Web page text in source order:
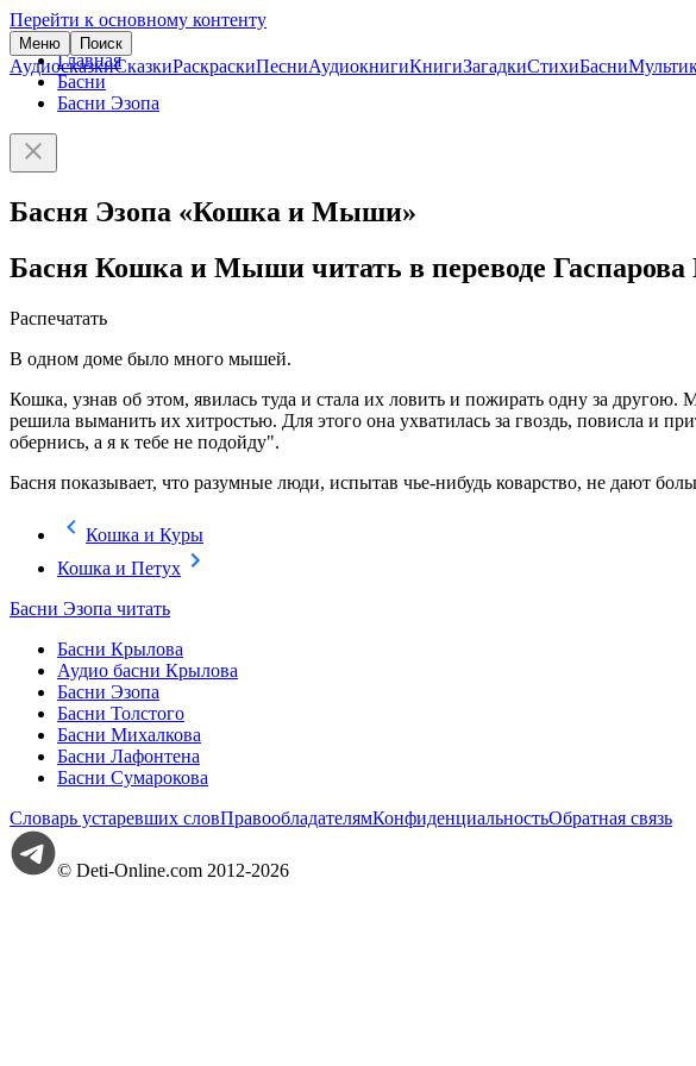
Перейти к основному контенту
Меню Поиск
АудиосказкиСказкиРаскраскиПесниАудиокнигиКнигиЗагадкиСтихиБасни
Главная
Басни
Басни Эзопа
Басня Эзопа «Кошка и Мыши»
Басня Кошка и Мыши читать в переводе
Распечатать
В одном доме было много мышей.
Кошка, узнав об этом, явилась туда и стала их ловить и пожирать одну за
решила выманить их хитростью. Для этого она ухватилась за гвоздь, повисла и
обернись, а я к тебе не подойду".
Басня показывает, что разумные люди, испытав чье-нибудь коварство, не дают
Кошка и Куры
Кошка и Петух
Басни Эзопа читать
Басни Крылова
Аудио басни Крылова
Басни Эзопа
Басни Толстого
Басни Михалкова
Басни Лафонтена
Басни Сумарокова
Словарь устаревших словПравообладателямКонфиденциальностьОбратная связь
© Deti-Online.com 2012-2026